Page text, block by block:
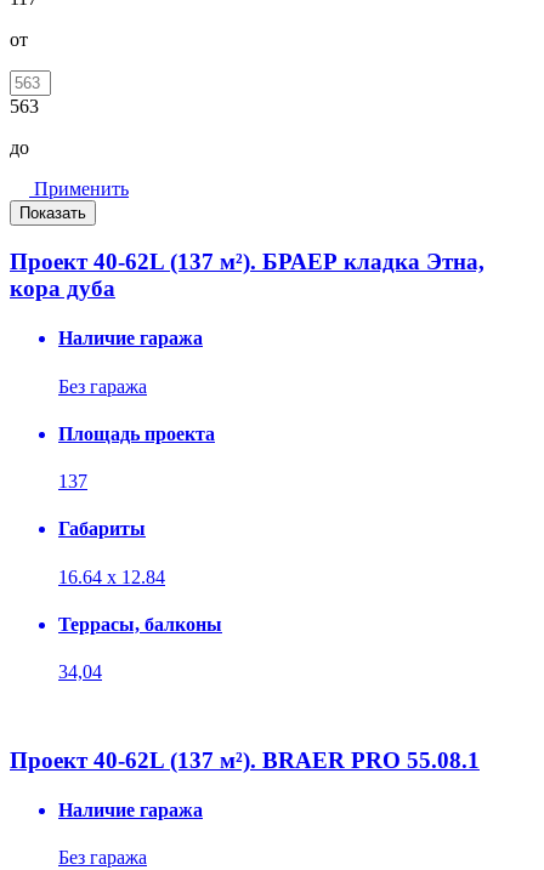
от
563
до
Применить
Проект 40-62L (137 м²). БРАЕР кладка Этна,
кора дуба
Наличие гаража
Без гаража
Площадь проекта
137
Габариты
16.64 x 12.84
Террасы, балконы
34,04
Проект 40-62L (137 м²). BRAER PRO 55.08.1
Наличие гаража
Без гаража